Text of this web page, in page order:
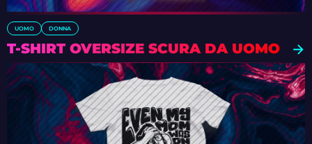
UOMO DONNA
T-SHIRT OVERSIZE SCURA DA UOMO